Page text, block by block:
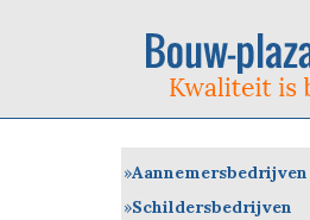
Aannemersbedrijven
Schildersbedrijven